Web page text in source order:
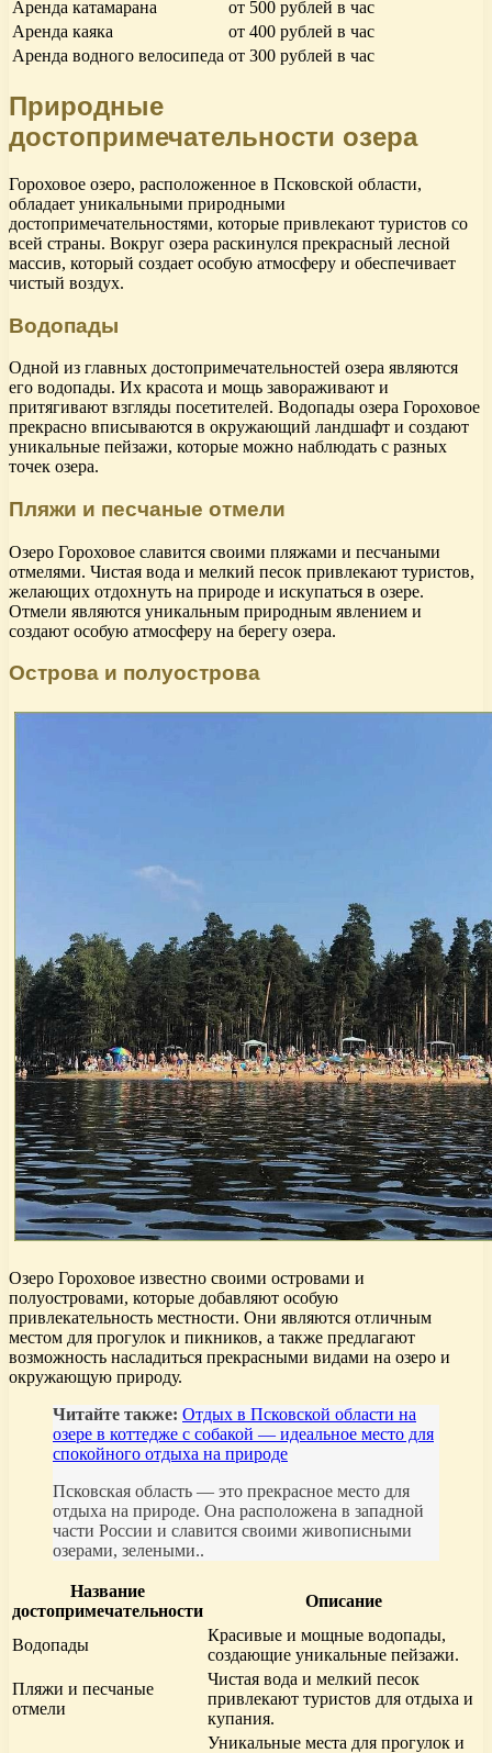
Аренда катамарана
от 500 рублей в час
Аренда каяка
от 400 рублей в час
Аренда водного велосипеда от 300 рублей в час
Природные
достопримечательности озера
Гороховое озеро, расположенное в Псковской области,
обладает уникальными природными
достопримечательностями, которые привлекают туристов со
всей страны. Вокруг озера раскинулся прекрасный лесной
массив, который создает особую атмосферу и обеспечивает
чистый воздух.
Водопады
Одной из главных достопримечательностей озера являются
его водопады. Их красота и мощь завораживают и
притягивают взгляды посетителей. Водопады озера Гороховое
прекрасно вписываются в окружающий ландшафт и создают
уникальные пейзажи, которые можно наблюдать с разных
точек озера.
Пляжи и песчаные отмели
Озеро Гороховое славится своими пляжами и песчаными
отмелями. Чистая вода и мелкий песок привлекают туристов,
желающих отдохнуть на природе и искупаться в озере.
Отмели являются уникальным природным явлением и
создают особую атмосферу на берегу озера.
Острова и полуострова
Озеро Гороховое известно своими островами и
полуостровами, которые добавляют особую
привлекательность местности. Они являются отличным
местом для прогулок и пикников, а также предлагают
возможность насладиться прекрасными видами на озеро и
окружающую природу.
Читайте также: Отдых в Псковской области на
озере в коттедже с собакой — идеальное место для
спокойного отдыха на природе
Псковская область — это прекрасное место для
отдыха на природе. Она расположена в западной
части России и славится своими живописными
озерами, зелеными..
Название
достопримечательности
Описание
Водопады
Красивые и мощные водопады,
создающие уникальные пейзажи.
Пляжи и песчаные
отмели
Чистая вода и мелкий песок
привлекают туристов для отдыха и
купания.
Уникальные места для прогулок и